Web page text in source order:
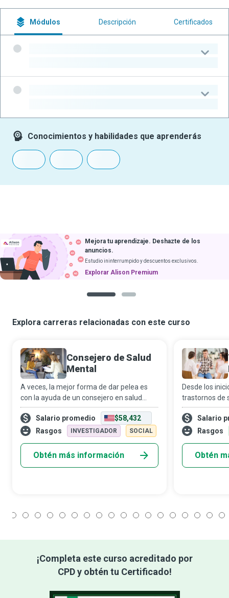
Módulos Descripción Certificados
Conocimientos y habilidades que aprenderás
Mejora tu aprendizaje. Deshazte de los
anuncios.
Estudio ininterrumpido y descuentos exclusivos.
Explorar Alison Premium
Explora carreras relacionadas con este curso
Consejero de Salud
Mental
A veces, la mejor forma de dar pelea es
con la ayuda de un consejero en salud
mental: ese aliado preparado que siempre
está ahí para apoyarte en la lucha contra el
desequilibrio emocional. Solo hace f
Salario promedio
$58,432
Rasgos
INVESTIGADOR SOCIAL
Obtén más información
Desde los
trastornos de
integrantes
tratamiento
Salario
Rasgos
Obtén
¡Completa este curso acreditado por
CPD y obtén tu Certificado!